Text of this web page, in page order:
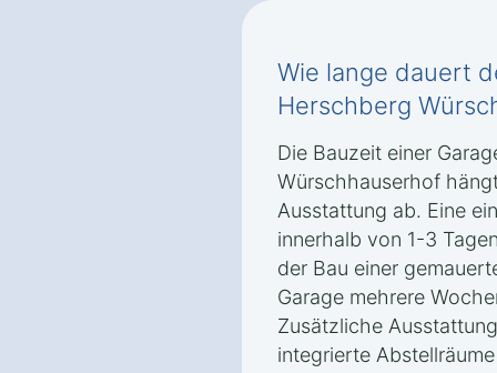
Wie lange dauert
Herschberg
Die Bauzeit einer
Würschhauserhof
Ausstattung ab. Eine
innerhalb von 1-3
der Bau einer
Garage mehrere
Zusätzliche
integrierte